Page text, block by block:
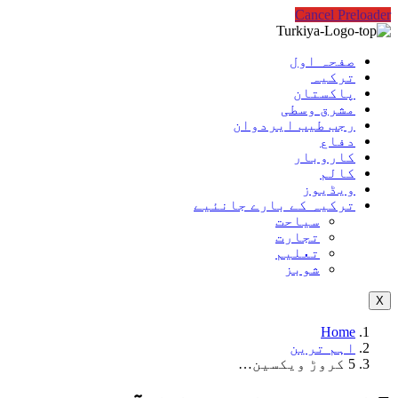
Cancel Preloader
صفحہ اول
ترکیہ
پاکستان
مشرق وسطی
رجب طیب ایردوان
دفاع
کاروبار
کالم
ویڈیوز
ترکیہ کے بارے جانئیے
سیاحت
تجارت
تعلیم
شوبز
X
Home
اہم ترین
5 کروڑ ویکسین…